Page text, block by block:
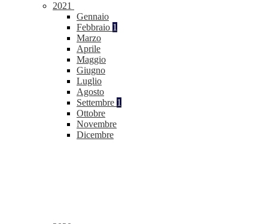
2021
Gennaio
Febbraio 1
Marzo
Aprile
Maggio
Giugno
Luglio
Agosto
Settembre 1
Ottobre
Novembre
Dicembre